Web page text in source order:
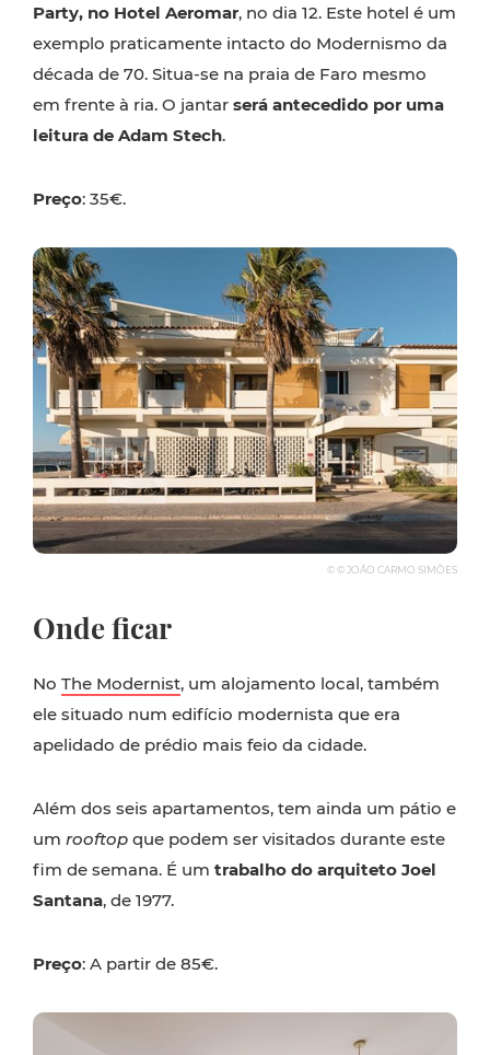
Party, no Hotel Aeromar, no dia 12. Este hotel é um
exemplo praticamente intacto do Modernismo da
década de 70. Situa-se na praia de Faro mesmo
em frente à ria. O jantar será antecedido por uma
leitura de Adam Stech.
Preço: 35€.
© © JOÃO CARMO SIMÕES
Onde ficar
No The Modernist, um alojamento local, também
ele situado num edifício modernista que era
apelidado de prédio mais feio da cidade.
Além dos seis apartamentos, tem ainda um pátio e
um rooftop que podem ser visitados durante este
fim de semana. É um trabalho do arquiteto Joel
Santana, de 1977.
Preço: A partir de 85€.